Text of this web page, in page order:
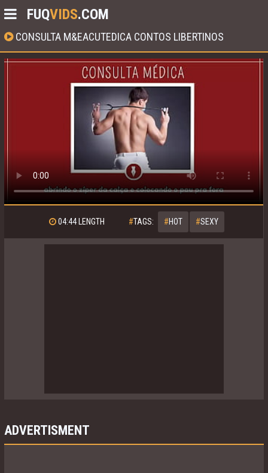
FUQVIDS.COM
CONSULTA M&EACUTEDICA CONTOS LIBERTINOS
04:44LENGTH #TAGS: #HOT #SEXY
ADVERTISMENT